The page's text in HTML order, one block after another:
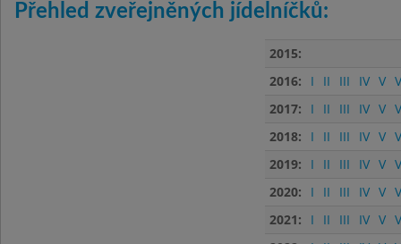
Přehled zveřejněných jídelníčků:
2015:
2016:
I II III IV V
2017:
I II III IV V
2018:
I II III IV V
2019:
I II III IV V
2020:
I II III IV V
2021:
I II III IV V